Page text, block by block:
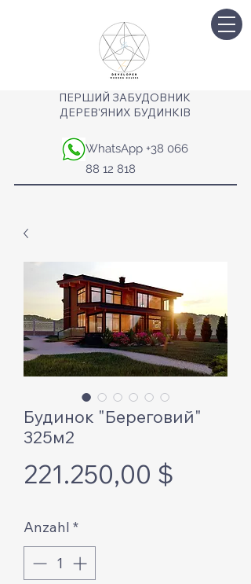
ПЕРШИЙ ЗАБУДОВНИК
ДЕРЕВ'ЯНИХ БУДИНКІВ
WhatsApp +38 066
88 12 818
Будинок "Береговий"
325м2
221.250,00 $
Anzahl *